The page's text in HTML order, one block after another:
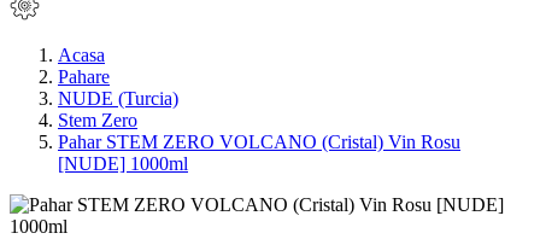
Acasa
Pahare
NUDE (Turcia)
Stem Zero
Pahar STEM ZERO VOLCANO (Cristal) Vin Rosu
[NUDE] 1000ml